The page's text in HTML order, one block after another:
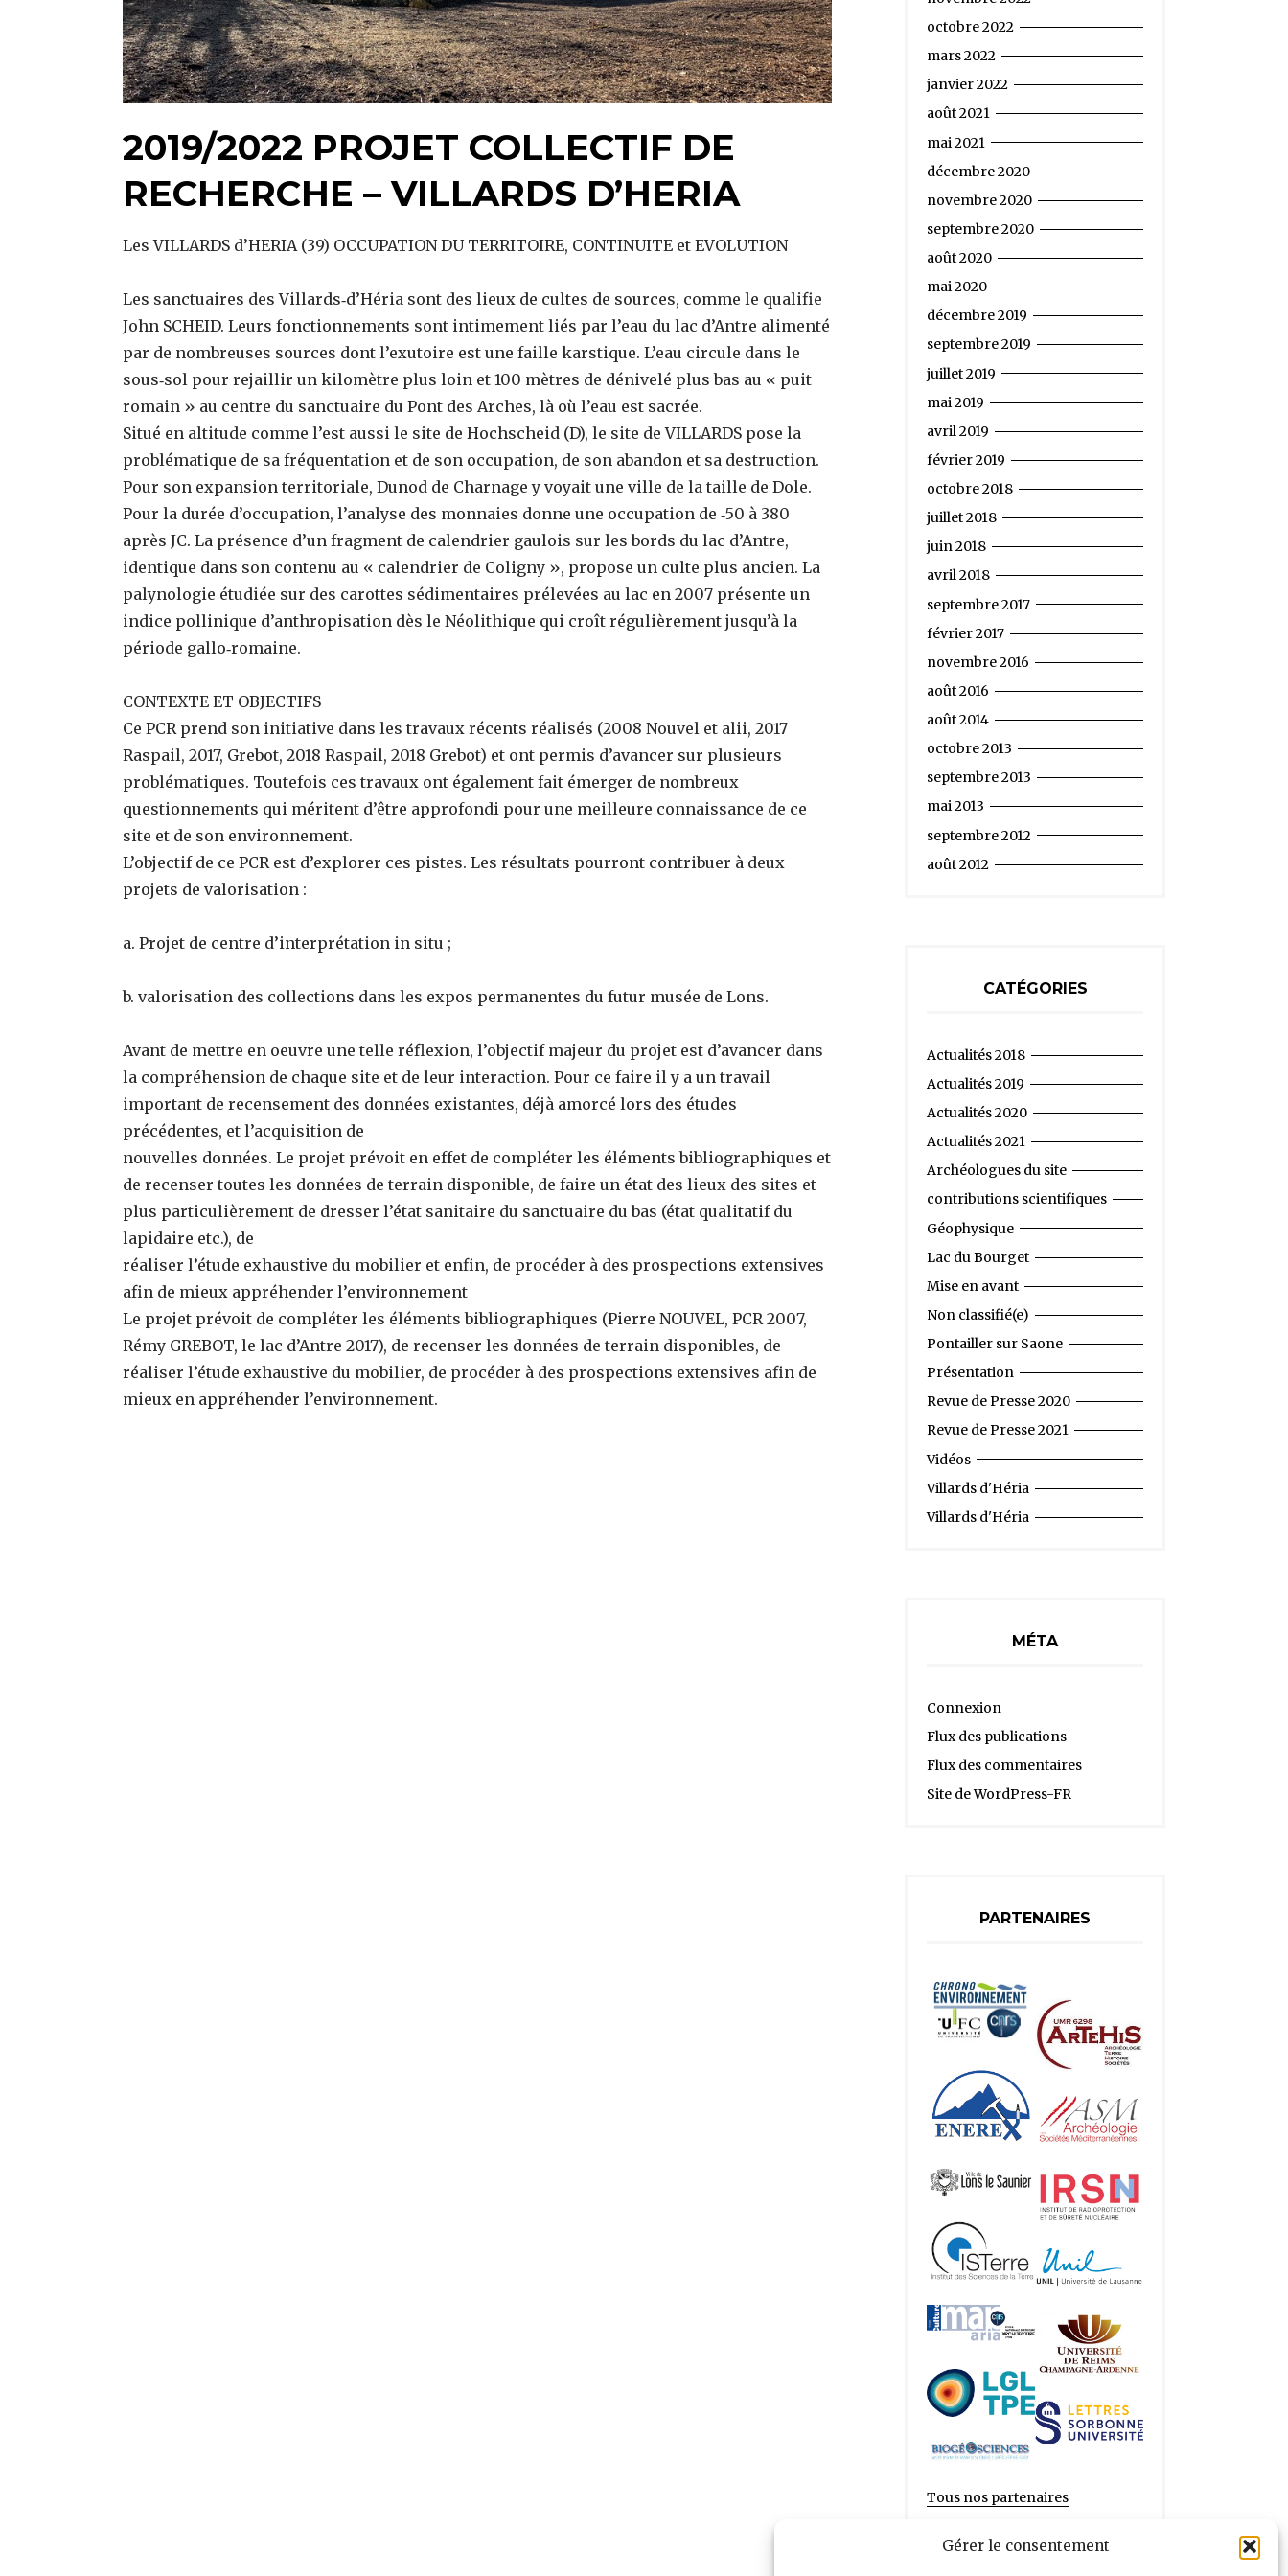
Gérer le consentement
2019/2022 PROJET COLLECTIF DE
RECHERCHE – VILLARDS D’HERIA
Les VILLARDS d’HERIA (39) OCCUPATION DU TERRITOIRE, CONTINUITE et EVOLUTION
Les sanctuaires des Villards‐d’Héria sont des lieux de cultes de sources, comme le qualifie
John SCHEID. Leurs fonctionnements sont intimement liés par l’eau du lac d’Antre alimenté
par de nombreuses sources dont l’exutoire est une faille karstique. L’eau circule dans le
sous‐sol pour rejaillir un kilomètre plus loin et 100 mètres de dénivelé plus bas au « puit
romain » au centre du sanctuaire du Pont des Arches, là où l’eau est sacrée.
Situé en altitude comme l’est aussi le site de Hochscheid (D), le site de VILLARDS pose la
problématique de sa fréquentation et de son occupation, de son abandon et sa destruction.
Pour son expansion territoriale, Dunod de Charnage y voyait une ville de la taille de Dole.
Pour la durée d’occupation, l’analyse des monnaies donne une occupation de ‐50 à 380
après JC. La présence d’un fragment de calendrier gaulois sur les bords du lac d’Antre,
identique dans son contenu au « calendrier de Coligny », propose un culte plus ancien. La
palynologie étudiée sur des carottes sédimentaires prélevées au lac en 2007 présente un
indice pollinique d’anthropisation dès le Néolithique qui croît régulièrement jusqu’à la
période gallo‐romaine.
CONTEXTE ET OBJECTIFS
Ce PCR prend son initiative dans les travaux récents réalisés (2008 Nouvel et alii, 2017
Raspail, 2017, Grebot, 2018 Raspail, 2018 Grebot) et ont permis d’avancer sur plusieurs
problématiques. Toutefois ces travaux ont également fait émerger de nombreux
questionnements qui méritent d’être approfondi pour une meilleure connaissance de ce
site et de son environnement.
L’objectif de ce PCR est d’explorer ces pistes. Les résultats pourront contribuer à deux
projets de valorisation :
a. Projet de centre d’interprétation in situ ;
b. valorisation des collections dans les expos permanentes du futur musée de Lons.
Avant de mettre en oeuvre une telle réflexion, l’objectif majeur du projet est d’avancer dans
la compréhension de chaque site et de leur interaction. Pour ce faire il y a un travail
important de recensement des données existantes, déjà amorcé lors des études
précédentes, et l’acquisition de
nouvelles données. Le projet prévoit en effet de compléter les éléments bibliographiques et
de recenser toutes les données de terrain disponible, de faire un état des lieux des sites et
plus particulièrement de dresser l’état sanitaire du sanctuaire du bas (état qualitatif du
lapidaire etc.), de
réaliser l’étude exhaustive du mobilier et enfin, de procéder à des prospections extensives
afin de mieux appréhender l’environnement
Le projet prévoit de compléter les éléments bibliographiques (Pierre NOUVEL, PCR 2007,
Rémy GREBOT, le lac d’Antre 2017), de recenser les données de terrain disponibles, de
réaliser l’étude exhaustive du mobilier, de procéder à des prospections extensives afin de
mieux en appréhender l’environnement.
octobre 2022
mars 2022
janvier 2022
août 2021
mai 2021
décembre 2020
novembre 2020
septembre 2020
août 2020
mai 2020
décembre 2019
septembre 2019
juillet 2019
mai 2019
avril 2019
février 2019
octobre 2018
juillet 2018
juin 2018
avril 2018
septembre 2017
février 2017
novembre 2016
août 2016
août 2014
octobre 2013
septembre 2013
mai 2013
septembre 2012
août 2012
CATÉGORIES
Actualités 2018
Actualités 2019
Actualités 2020
Actualités 2021
Archéologues du site
contributions scientifiques
Géophysique
Lac du Bourget
Mise en avant
Non classifié(e)
Pontailler sur Saone
Présentation
Revue de Presse 2020
Revue de Presse 2021
Vidéos
Villards d'Héria
Villards d'Héria
MÉTA
Connexion
Flux des publications
Flux des commentaires
Site de WordPress-FR
PARTENAIRES
Tous nos partenaires